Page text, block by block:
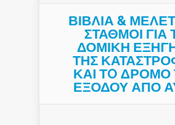
ΒΙΒΛΙΑ &
ΣΤΑΘΜΟΙ ΓΙΑ
ΔΟΜΙΚΗ
ΤΗΣ
ΚΑΙ ΤO ΔΡΟΜΟ
ΕΞΟΔΟΥ ΑΠΟ